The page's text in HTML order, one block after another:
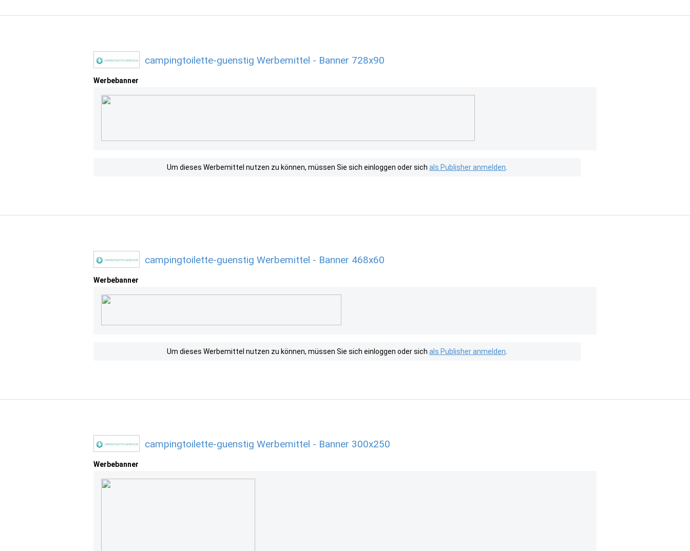
campingtoilette-guenstig Werbemittel - Banner 728x90
Werbebanner
Um dieses Werbemittel nutzen zu können, müssen Sie sich einloggen oder sich als Publisher anmelden
campingtoilette-guenstig Werbemittel - Banner 468x60
Werbebanner
Um dieses Werbemittel nutzen zu können, müssen Sie sich einloggen oder sich als Publisher anmelden
campingtoilette-guenstig Werbemittel - Banner 300x250
Werbebanner